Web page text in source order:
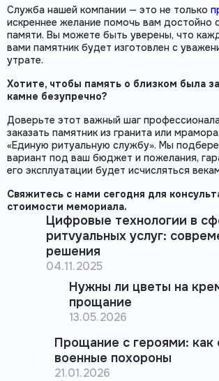
Служба нашей компании — это не только
искреннее желание помочь вам достойно
памяти. Вы можете быть уверены, что
вами памятник будет изготовлен с
утрате.
Хотите, чтобы память о близком была
камне безупречно?
Доверьте этот важный шаг
заказать памятник из гранита или
«Единую ритуальную службу». Мы
вариант под ваш бюджет и пожелания,
его эксплуатации будет исчисляться
Свяжитесь с нами сегодня для
стоимости мемориала.
Цифровые технологии в
ритvуальных услуг:
решения
04.11.2025
Нужны ли цветы на
прощание
13.05.2026
Прощание с героями: как
военные похороны
21.01.2026